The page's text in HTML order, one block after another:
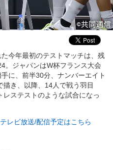
今年最初のテストマッチは、残
。ジャパンはW杯フランス大会
に、前半30分、ナンバーエイト
き、以降、14人で戦う羽目
ステストのような試合になっ
レビ放送/配信予定はこちら